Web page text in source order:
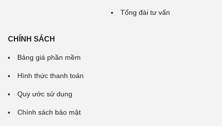
Tổng đài tư vấn
CHÍNH SÁCH
Bảng giá phần mềm
Hình thức thanh toán
Quy ước sử dụng
Chính sách bảo mật